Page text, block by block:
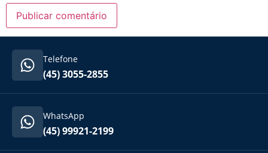
Telefone
(45) 3055-2855
WhatsApp
(45) 99921-2199